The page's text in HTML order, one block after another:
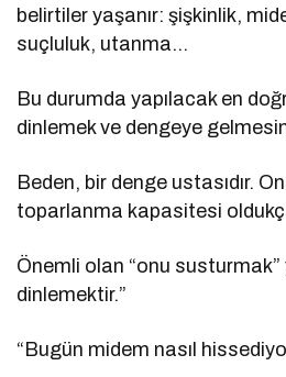
belirtiler yaşanır: şişkinlik,
suçluluk, utanma…
Bu durumda yapılacak en
dinlemek ve dengeye
Beden, bir denge ustasıdır.
toparlanma kapasitesi
Önemli olan “onu susturmak”
dinlemektir.”
“Bugün midem nasıl